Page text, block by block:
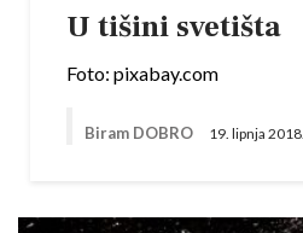
U tišini svetišta
Foto: pixabay.com
Biram DOBRO 19. lipnja 2018.